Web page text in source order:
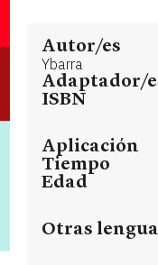
Autor/es
Ybarra
Adaptador/
ISBN
Aplicación
Tiempo
Edad
Otras